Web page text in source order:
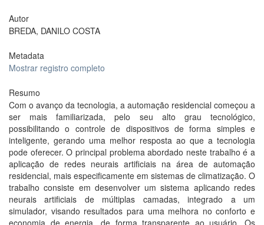
Autor
BREDA, DANILO COSTA
Metadata
Mostrar registro completo
Resumo
Com o avanço da tecnologia, a automação residencial começou a
ser mais familiarizada, pelo seu alto grau tecnológico,
possibilitando o controle de dispositivos de forma simples e
inteligente, gerando uma melhor resposta ao que a tecnologia
pode oferecer. O principal problema abordado neste trabalho é a
aplicação de redes neurais artificiais na área de automação
residencial, mais especificamente em sistemas de climatização. O
trabalho consiste em desenvolver um sistema aplicando redes
neurais artificiais de múltiplas camadas, integrado a um
simulador, visando resultados para uma melhora no conforto e
economia de energia, de forma transparente ao usuário. Os